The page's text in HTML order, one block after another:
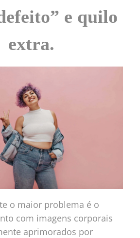
e quilo
extra.
o maior problema é o
com imagens corporais
aprimorados por